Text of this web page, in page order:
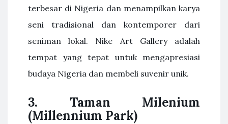
terbesar di Nigeria dan menampilkan karya
seni tradisional dan kontemporer dari
seniman lokal. Nike Art Gallery adalah
tempat yang tepat untuk mengapresiasi
budaya Nigeria dan membeli suvenir unik.
3. Taman Milenium
(Millennium Park)